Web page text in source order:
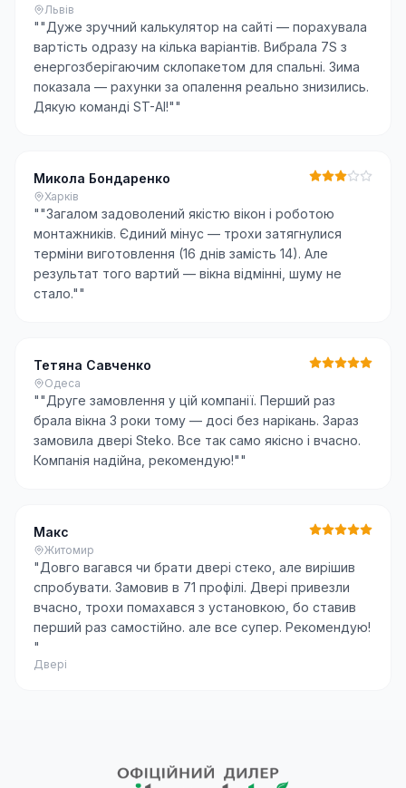
Львів
""Дуже зручний калькулятор на сайті — порахувала
вартість одразу на кілька варіантів. Вибрала 7S з
енергозберігаючим склопакетом для спальні. Зима
показала — рахунки за опалення реально знизились.
Дякую команді ST-AI!""
Микола Бондаренко
Харків
""Загалом задоволений якістю вікон і роботою
монтажників. Єдиний мінус — трохи затягнулися
терміни виготовлення (16 днів замість 14). Але
результат того вартий — вікна відмінні, шуму не
стало.""
Тетяна Савченко
Одеса
""Друге замовлення у цій компанії. Перший раз
брала вікна 3 роки тому — досі без нарікань. Зараз
замовила двері Steko. Все так само якісно і вчасно.
Компанія надійна, рекомендую!""
Макс
Житомир
"Довго вагався чи брати двері стеко, але вирішив
спробувати. Замовив в 71 профілі. Двері привезли
вчасно, трохи помахався з установкою, бо ставив
перший раз самостійно. але все супер. Рекомендую!
"
Двері